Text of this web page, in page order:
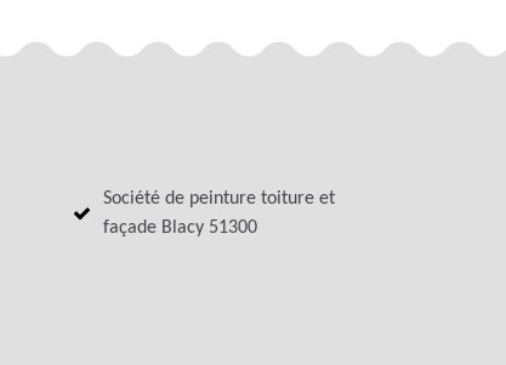
Société de peinture toiture et
façade Blacy 51300